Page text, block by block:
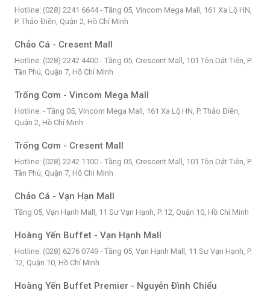
Hotline: (028) 2241 6644 - Tầng 05, Vincom Mega Mall, 161 Xa Lộ HN,
P. Thảo Điền, Quận 2, Hồ Chí Minh
Chảo Cá - Cresent Mall
Hotline: (028) 2242 4400 - Tầng 05, Crescent Mall, 101 Tôn Dật Tiên, P.
Tân Phú, Quận 7, Hồ Chí Minh
Trống Cơm - Vincom Mega Mall
Hotline: - Tầng 05, Vincom Mega Mall, 161 Xa Lộ HN, P. Thảo Điền,
Quận 2, Hồ Chí Minh
Trống Cơm - Cresent Mall
Hotline: (028) 2242 1100 - Tầng 05, Crescent Mall, 101 Tôn Dật Tiên, P.
Tân Phú, Quận 7, Hồ Chí Minh
Chảo Cá - Vạn Hạn Mall
Tầng 05, Vạn Hạnh Mall, 11 Sư Vạn Hạnh, P. 12, Quận 10, Hồ Chí Minh
Hoàng Yến Buffet - Vạn Hạnh Mall
Hotline: (028) 6276 0749 - Tầng 05, Vạn Hạnh Mall, 11 Sư Vạn Hạnh, P.
12, Quận 10, Hồ Chí Minh
Hoàng Yến Buffet Premier - Nguyễn Đình Chiểu